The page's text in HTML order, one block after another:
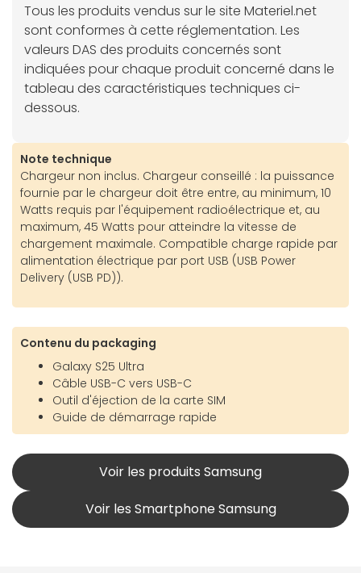
Tous les produits vendus sur le site Materiel.net
sont conformes à cette réglementation. Les
valeurs DAS des produits concernés sont
indiquées pour chaque produit concerné dans le
tableau des caractéristiques techniques ci-
dessous.
Note technique
Chargeur non inclus. Chargeur conseillé : la puissance
fournie par le chargeur doit être entre, au minimum, 10
Watts requis par l'équipement radioélectrique et, au
maximum, 45 Watts pour atteindre la vitesse de
chargement maximale. Compatible charge rapide par
alimentation électrique par port USB (USB Power
Delivery (USB PD)).
Contenu du packaging
Galaxy S25 Ultra
Câble USB-C vers USB-C
Outil d'éjection de la carte SIM
Guide de démarrage rapide
Voir les produits Samsung
Voir les Smartphone Samsung